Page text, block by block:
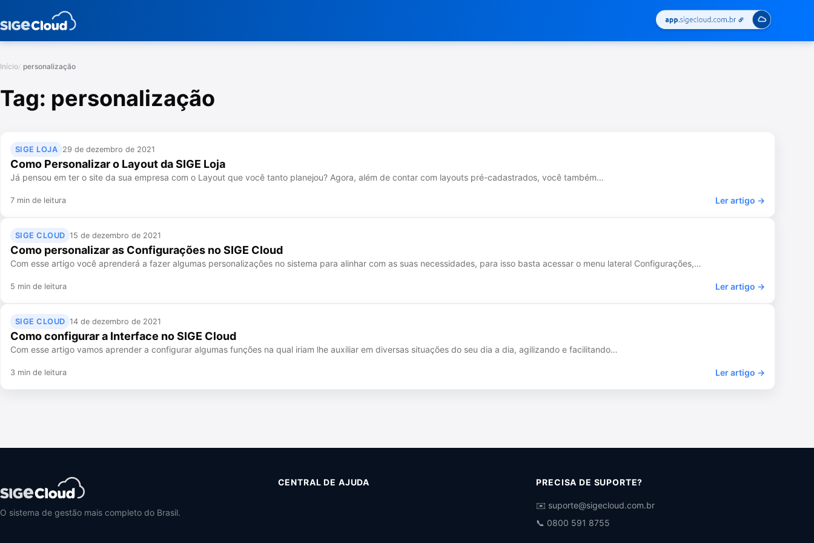
Início personalização
Tag: personalização
SIGE LOJA 29 de dezembro de 2021
Como Personalizar o Layout da SIGE Loja
Já pensou em ter o site da sua empresa com o Layout que você tanto planejou? Agora, além de contar com layouts pré-cadastrados, você também…
7 min de leitura Ler artigo →
SIGE CLOUD 15 de dezembro de 2021
Como personalizar as Configurações no SIGE Cloud
Com esse artigo você aprenderá a fazer algumas personalizações no sistema para alinhar com as suas necessidades, para isso basta acessar o menu lateral Configurações,…
5 min de leitura Ler artigo →
SIGE CLOUD 14 de dezembro de 2021
Como configurar a Interface no SIGE Cloud
Com esse artigo vamos aprender a configurar algumas funções na qual iriam lhe auxiliar em diversas situações do seu dia a dia, agilizando e facilitando…
3 min de leitura Ler artigo →
O sistema de gestão mais completo do Brasil.
CENTRAL DE AJUDA PRECISA DE SUPORTE?
✉️ suporte@sigecloud.com.br
📞 0800 591 8755